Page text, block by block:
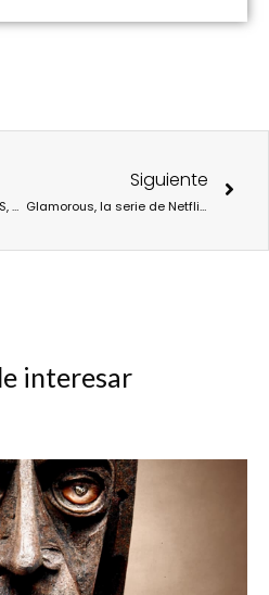
LA VIDA ENTRE DOS NOCHES, UNA HISTORIA SOBRE EL CUIDADO Y LA DEPENDENCIA QUE LLEGA A LOS GOYA TRAS NUMEROSOS PREMIOS
Siguiente
Glamorous, la serie de Netflix que indaga en el género fluido.
interesar